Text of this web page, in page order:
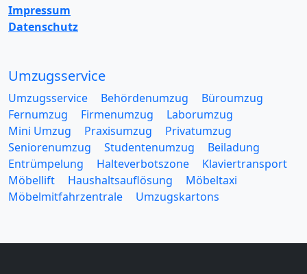
Impressum
Datenschutz
Umzugsservice
Umzugsservice Behördenumzug
Büroumzug
Fernumzug
Firmenumzug
Laborumzug
Mini Umzug
Praxisumzug
Privatumzug
Seniorenumzug
Studentenumzug
Beiladung
Entrümpelung
Halteverbotszone
Klaviertransport
Möbellift
Haushaltsauflösung
Möbeltaxi
Möbelmitfahrzentrale
Umzugskartons